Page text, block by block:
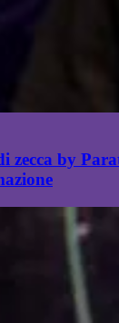
zecca by